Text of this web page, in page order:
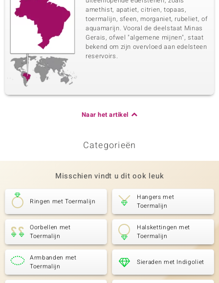
amethist, apatiet, citrien, topaas,
toermalijn, sfeen, morganiet, rubeliet, of
aquamarijn. Vooral de deelstaat Minas
Gerais, ofwel "algemene mijnen", staat
bekend om zijn overvloed aan edelsteen
reservoirs.
Naar het artikel
Categorieën
Misschien vindt u dit ook leuk
Ringen met Toermalijn
Hangers met
Toermalijn
Oorbellen met
Toermalijn
Halskettingen met
Toermalijn
Armbanden met
Toermalijn
Sieraden met Indigoliet